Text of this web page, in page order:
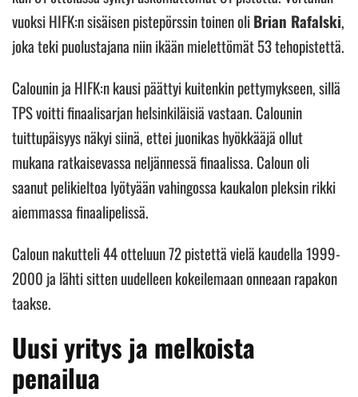
vuoksi HIFK:n sisäisen pistepörssin toinen oliBrian Rafalski,
joka teki puolustajana niin ikään mielettömät 53 tehopistettä.
Calounin ja HIFK:n kausi päättyi kuitenkin pettymykseen, sillä
TPS voitti finaalisarjan helsinkiläisiä vastaan. Calounin
tuittupäisyys näkyi siinä, ettei juonikas hyökkääjä ollut
mukana ratkaisevassa neljännessä finaalissa. Caloun oli
saanut pelikieltoa lyötyään vahingossa kaukalon pleksin rikki
aiemmassa finaalipelissä.
Caloun nakutteli 44 otteluun 72 pistettä vielä kaudella 1999-
2000 ja lähti sitten uudelleen kokeilemaan onneaan rapakon
taakse.
Uusi yritys ja melkoista
penailua